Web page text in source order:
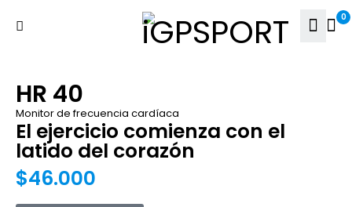
0
HR 40
Monitor de frecuencia cardíaca
El ejercicio comienza con el
latido del corazón
$46.000